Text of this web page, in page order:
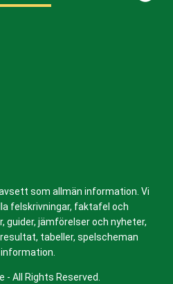
som allmän information. Vi
felskrivningar, faktafel och
guider, jämförelser och nyheter,
tabeller, spelscheman
All Rights Reserved.